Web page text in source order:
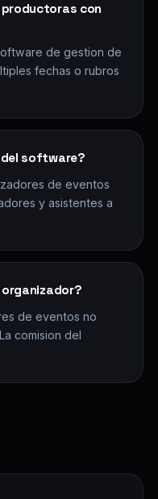
con
de gestion de
fechas o rubros
software?
de eventos
y asistentes a
de eventos no
comision del